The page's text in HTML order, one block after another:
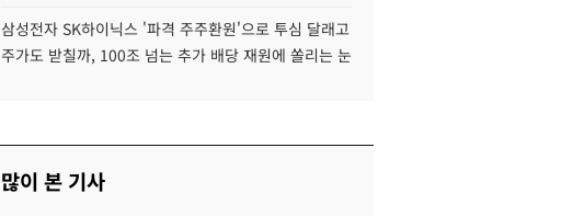
삼성전자 SK하이닉스 '파격 주주환원'으로 투심 달래고
주가도 받칠까, 100조 넘는 추가 배당 재원에 쏠리는 눈
많이 본 기사